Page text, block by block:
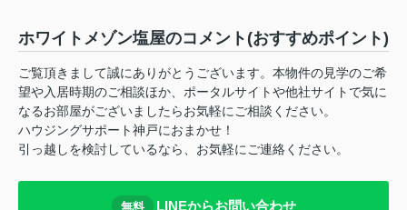
ホワイトメゾン塩屋のコメント(おすすめポイント)
ご覧頂きまして誠にありがとうございます。本物件の見学のご希
望や入居時期のご相談ほか、ポータルサイトや他社サイトで気に
なるお部屋がございましたらお気軽にご相談ください。
ハウジングサポート神戸におまかせ！
引っ越しを検討しているなら、お気軽にご連絡ください。
無料 LINEからお問い合わせ